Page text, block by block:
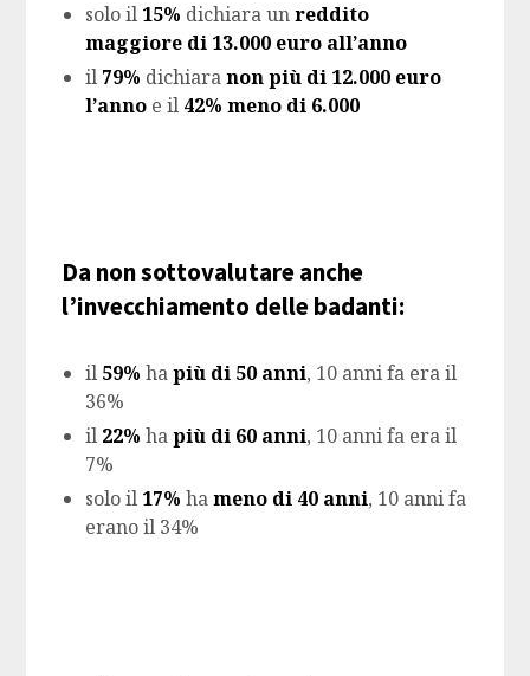
solo il 15% dichiara unreddito
maggiore di 13.000 euro all’anno
il 79% dichiaranon più di 12.000 euro
l’anno e il 42% meno di 6.000
Da non sottovalutare anche
l’invecchiamento delle badanti:
il 59% hapiù di 50 anni, 10 anni fa era il
36%
il 22% hapiù di 60 anni, 10 anni fa era il
7%
solo il 17% hameno di 40 anni, 10 anni fa
erano il 34%